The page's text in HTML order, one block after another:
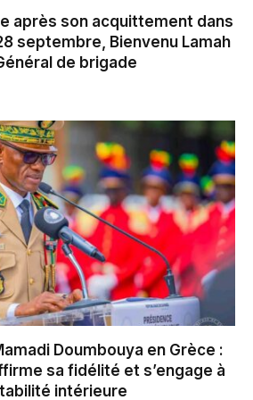
après son acquittement dans
septembre, Bienvenu Lamah
de brigade
Doumbouya en Grèce :
sa fidélité et s’engage à
intérieure